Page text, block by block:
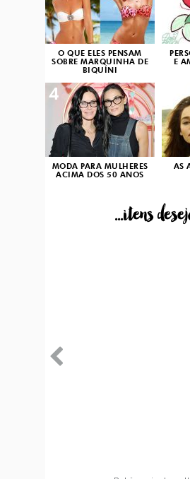
O QUE ELES PENSAM
SOBRE MARQUINHA DE
BIQUÍNI
E
MODA PARA MULHERES
ACIMA DOS 50 ANOS
4
AS
...itens